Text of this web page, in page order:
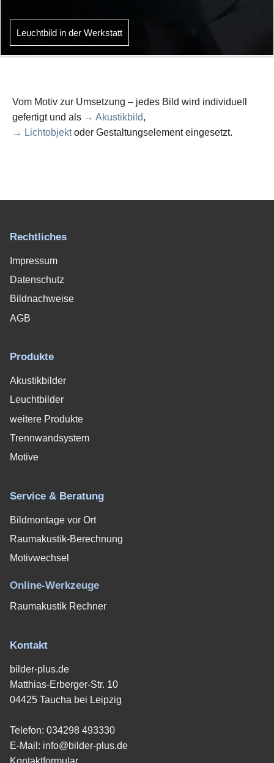
Leuchtbild in der Werkstatt
Vom Motiv zur Umsetzung – jedes Bild wird individuell
gefertigt und als → Akustikbild,
→ Lichtobjektoder Gestaltungselement eingesetzt.
Rechtliches
Impressum
Datenschutz
Bildnachweise
AGB
Produkte
Akustikbilder
Leuchtbilder
weitere Produkte
Trennwandsystem
Motive
Service & Beratung
Bildmontage vor Ort
Raumakustik-Berechnung
Motivwechsel
Online-Werkzeuge
Raumakustik Rechner
Kontakt
bilder-plus.de
Matthias-Erberger-Str. 10
04425 Taucha bei Leipzig
Telefon: 034298 493330
E-Mail: info@bilder-plus.de
Kontaktformular